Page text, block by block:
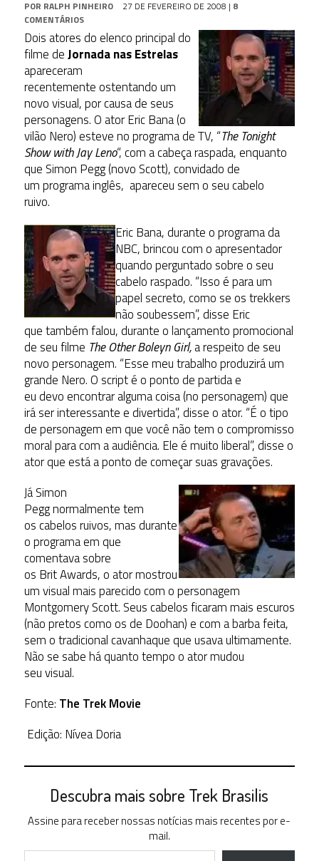
POR RALPH PINHEIRO 27 DE FEVEREIRO DE 2008 | 8
COMENTÁRIOS
Dois atores do elenco principal do
filme deJornada nas Estrelas
apareceram
recentemente ostentando um
novo visual, por causa de seus
personagens. O ator Eric Bana (o
vilão Nero) esteve no programa de TV, “The Tonight
Show with Jay Leno“, com a cabeça raspada, enquanto
que Simon Pegg (novo Scott), convidado de
um programa inglês, apareceu sem o seu cabelo
ruivo.
Eric Bana, durante o programa da
NBC, brincou com o apresentador
quando perguntado sobre o seu
cabelo raspado. “Isso é para um
papel secreto, como se os trekkers
não soubessem”, disse Eric
que também falou, durante o lançamento promocional
de seu filme The Other Boleyn Girl,a respeito de seu
novo personagem. “Esse meu trabalho produzirá um
grande Nero. O script é o ponto de partida e
eu devo encontrar alguma coisa (no personagem) que
irá ser interessante e divertida”, disse o ator. “É o tipo
de personagem em que você não tem o compromisso
moral para com a audiência. Ele é muito liberal”, disse o
ator que está a ponto de começar suas gravações.
Já Simon
Pegg normalmente tem
os cabelos ruivos, mas durante
o programa em que
comentava sobre
os Brit Awards, o ator mostrou
um visual mais parecido com o personagem
Montgomery Scott. Seus cabelos ficaram mais escuros
(não pretos como os de Doohan) e com a barba feita,
sem o tradicional cavanhaque que usava ultimamente.
Não se sabe há quanto tempo o ator mudou
seu visual.
Fonte: The Trek Movie
Edição: Nívea Doria
Descubra mais sobre Trek Brasilis
Assine para receber nossas notícias mais recentes por e-
mail.
Digite seu e-mail…